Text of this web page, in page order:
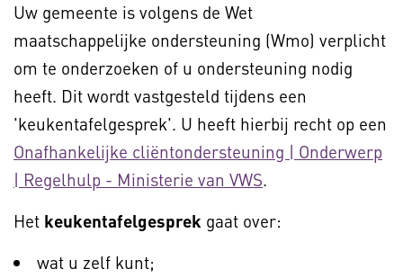
Uw gemeente is volgens de Wet
maatschappelijke ondersteuning (Wmo) verplicht
om te onderzoeken of u ondersteuning nodig
heeft. Dit wordt vastgesteld tijdens een
'keukentafelgesprek'. U heeft hierbij recht op een
Onafhankelijke cliëntondersteuning | Onderwerp
| Regelhulp - Ministerie van VWS.
Het keukentafelgesprek gaat over:
wat u zelf kunt;